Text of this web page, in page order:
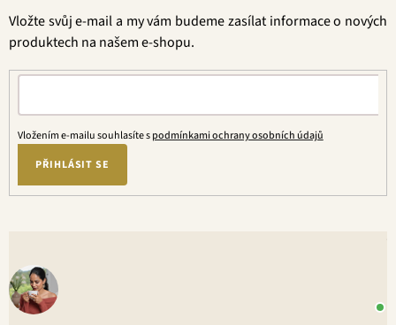
Vložte svůj e-mail a my vám budeme zasílat informace o nových
produktech na našem e-shopu.
Vložením e-mailu souhlasíte spodmínkami ochrany osobních údajů
PŘIHLÁSIT SE